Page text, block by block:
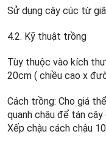
Sử dụng cây cúc từ
4.2. Kỹ thuật trồng
Tùy thuộc vào kích
20cm ( chiều cao x
Cách trồng: Cho giá
quanh chậu để tán
Xếp chậu cách chậu